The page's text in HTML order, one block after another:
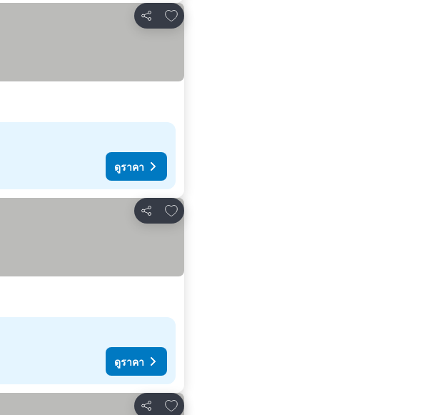
แชร์
เพิ่มในรายการโปรด
ดูราคา
แชร์
เพิ่มในรายการโปรด
ดูราคา
แชร์
เพิ่มในรายการโปรด